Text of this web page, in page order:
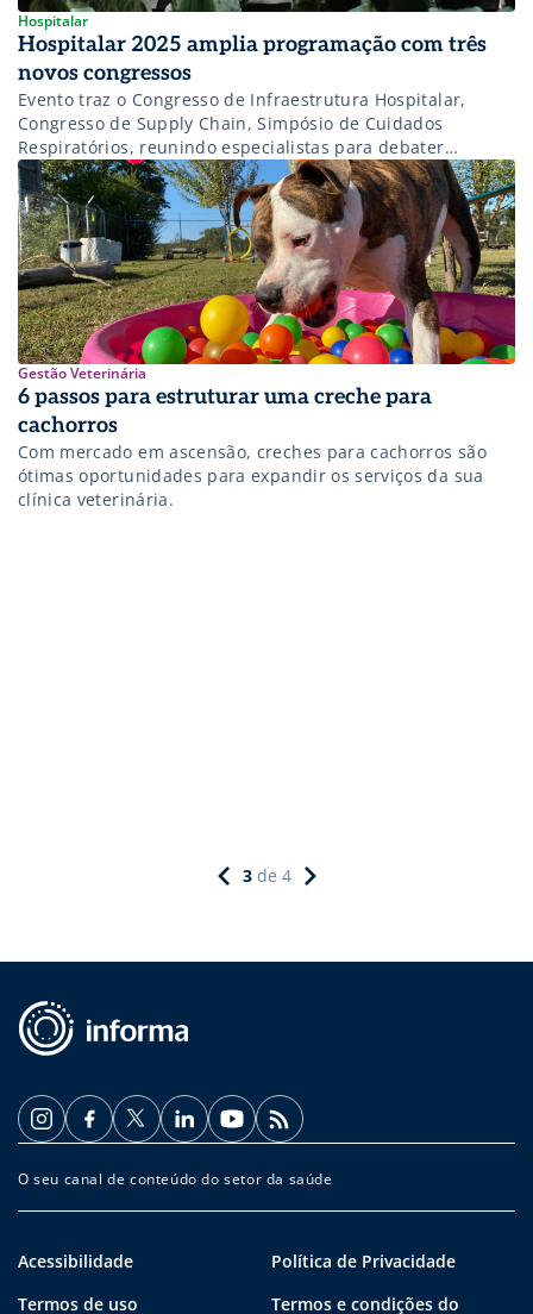
Hospitalar
Hospitalar 2025 amplia programação com três
novos congressos
Evento traz o Congresso de Infraestrutura Hospitalar,
Congresso de Supply Chain, Simpósio de Cuidados
Respiratórios, reunindo especialistas para debater
inovação e desafios do setor.
Gestão Veterinária
6 passos para estruturar uma creche para
cachorros
Com mercado em ascensão, creches para cachorros são
ótimas oportunidades para expandir os serviços da sua
clínica veterinária.
3 de 4
O seu canal de conteúdo do setor da saúde
Acessibilidade
Política de Privacidade
Termos de uso
Termos e condições do